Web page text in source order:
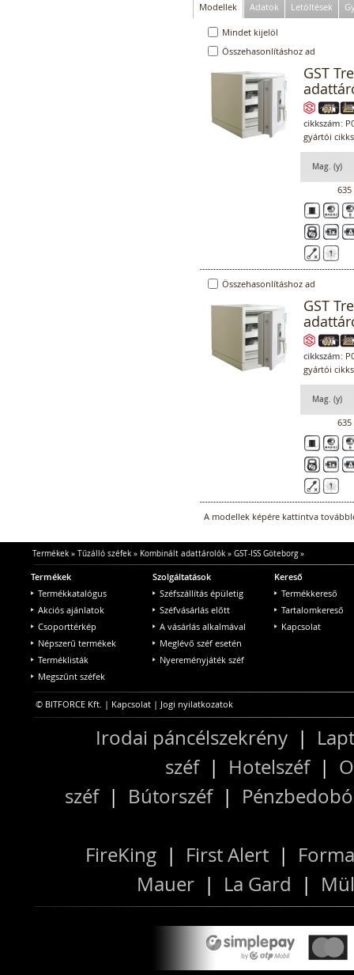
Modellek Adatok Letöltések
Mindet kijelöl
Összehasonlításhoz ad
GST
cikkszám:
gyártói
Mag. (y)
635
Összehasonlításhoz ad
GST
cikkszám:
gyártói
Mag. (y)
635
A modellek képére kattintva
Termékek» Tűzálló széfek» Kombinált adattárolók» GST-ISS Göteborg»
Termékek
Termékkatalógus
Akciós ajánlatok
Csoporttérkép
Népszerű termékek
Terméklisták
Megszűnt széfek
Szolgáltatások
Széfszállítás épületig
Széfvásárlás előtt
A vásárlás alkalmával
Meglévő széf esetén
Nyereményjáték széf
Kereső
Termékkereső
Tartalomkereső
Kapcsolat
© BITFORCE Kft. | Kapcsolat | Jogi nyilatkozatok
Irodai páncélszekrény |
széf| Hotelszéf|
széf| Bútorszéf|
FireKing | First Alert |
Mauer | La Gard |